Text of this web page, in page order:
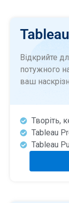
Tableau
Відкрийте
потужного
ваш
Творіть,
Tableau
Tableau